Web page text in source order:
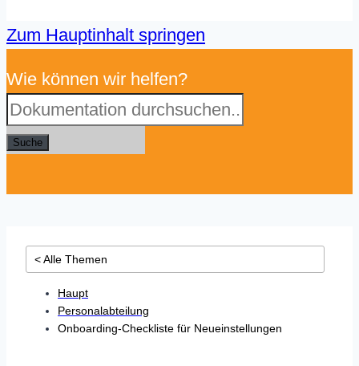
Zum Hauptinhalt springen
Wie können wir helfen?
Suche
< Alle Themen
Haupt
Personalabteilung
Onboarding-Checkliste für Neueinstellungen